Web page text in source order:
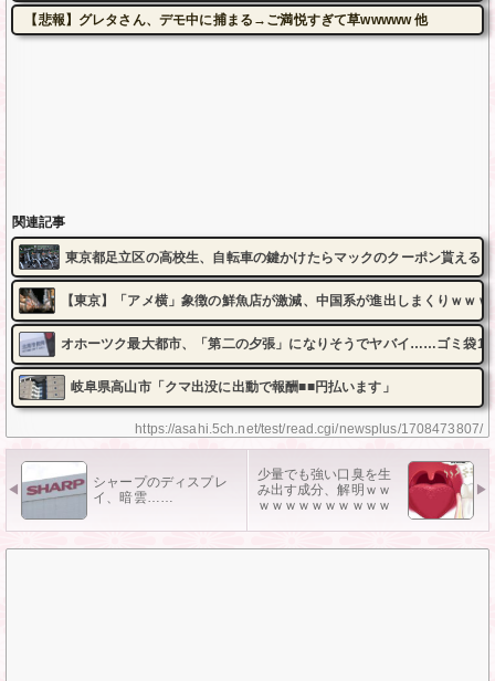
https://asahi.5ch.net/test/read.cgi/newsplus/1708473807/
【悲報】グレタさん、デモ中に捕まる→ご満悦すぎて草wwwww 他
関連記事
東京都足立区の高校生、自転車の鍵かけたらマックのクーポン貰える
【東京】「アメ横」象徴の鮮魚店が激減、中国系が進出しまくりｗｗｗ
オホーツク最大都市、「第二の夕張」になりそうでヤバイ……ゴミ袋
岐阜県高山市「クマ出没に出動で報酬■■円払います」
シャープのディスプレ
イ、暗雲……
少量でも強い口臭を生
み出す成分、解明ｗｗ
ｗｗｗｗｗｗｗｗｗｗ